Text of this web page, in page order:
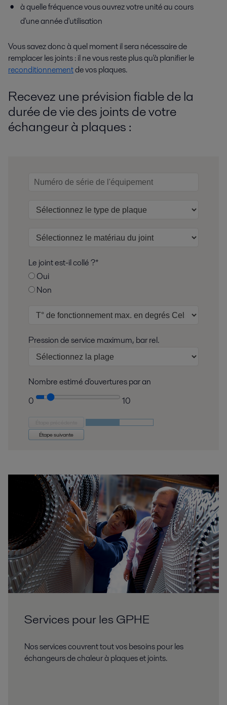
à quelle fréquence vous ouvrez votre unité au cours
d'une année d'utilisation
Vous savez donc à quel moment il sera nécessaire de
remplacer les joints : il ne vous reste plus qu'à planifier le
reconditionnementde vos plaques.
Recevez une prévision fiable de la
durée de vie des joints de votre
échangeur à plaques :
Le joint est-il collé ?*
Oui
Non
Pression de service maximum, bar rel.
Nombre estimé d'ouvertures par an
0
10
Étape suivante
Services pour les GPHE
Nos services couvrent tout vos besoins pour les
échangeurs de chaleur à plaques et joints.